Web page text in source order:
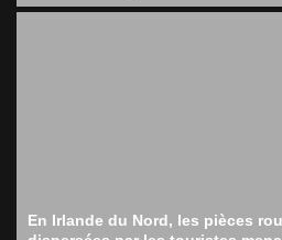
En Irlande du Nord, les pièces